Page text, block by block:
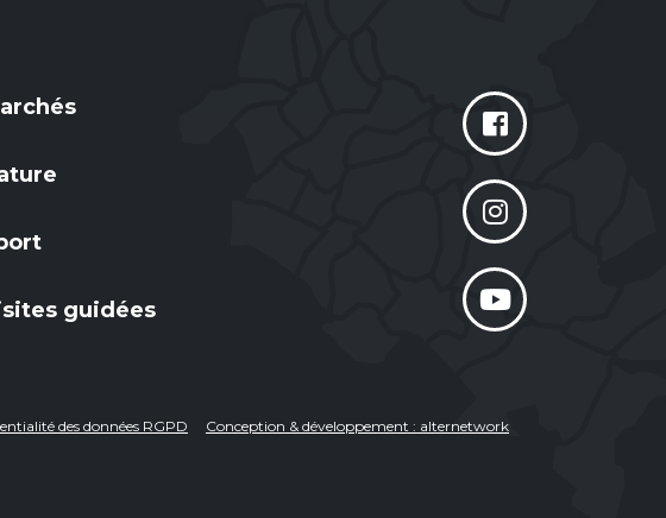
guidées
des données RGPD Conception & développement : alternetwork